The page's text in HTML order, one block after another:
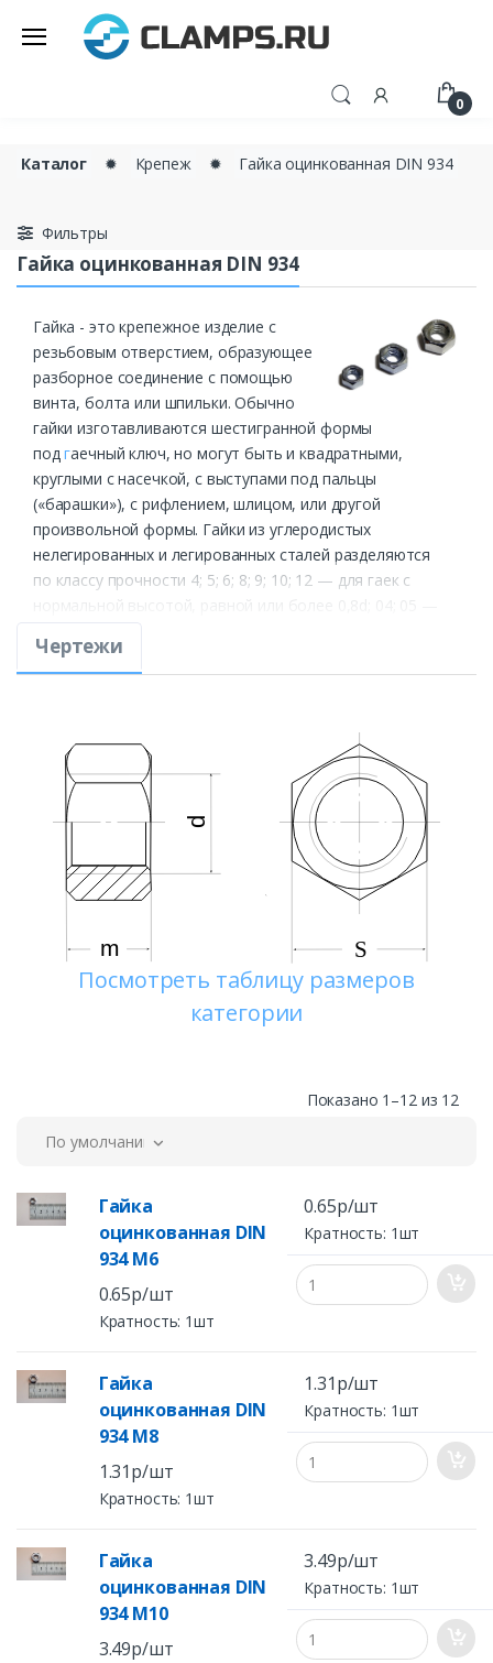
0
Каталог ✹ Крепеж ✹ Гайка оцинкованная DIN 934
Фильтры
Гайка оцинкованная DIN 934
Гайка - это крепежное изделие с
резьбовым отверстием, образующее
разборное соединение с помощью
винта, болта или шпильки. Обычно
гайки изготавливаются шестигранной формы
подгаечный ключ, но могут быть и квадратными,
круглыми с насечкой, с выступами под пальцы
(«барашки»), с рифлением, шлицом, или другой
произвольной формы. Гайки из углеродистых
нелегированных и легированных сталей разделяются
по классу прочности 4; 5; 6; 8; 9; 10; 12 — для гаек с
для гаек с номинальной высотой от 0,5d до 0,8d. Класс
прочности обозначен числом при умножении которого
на 100 получают значение напряжения от
наибольший класс прочности болтов, с которыми они
могут создавать соединение. При этом сочетании,
происходит разрушение стержня болта раньше, чем
резьбы, что позволяет легко выявить разрушение
В нашем ассортименте Вы можете подобрать гайки,
изготовленные по стандарту DIN 934, из оцинкованной и
нержавеющей стали. Чуткие, опытные и
профессиональные сотрудники отдела продаж с
радостью и нескрываемым удовольствием
проконсультируют Вас по всем имеющимся вопросам,
"Магистраль" в Санкт-Петербурге или оформить
Чертежи
Посмотреть таблицу размеров
категории
Показано 1–12 из 12
По умолчанию
Гайка
оцинкованная DIN
934 M6
0.65р/шт
Кратность: 1шт
0.65р/шт
Кратность: 1шт
Гайка
оцинкованная DIN
934 M8
1.31р/шт
Кратность: 1шт
1.31р/шт
Кратность: 1шт
Гайка
оцинкованная DIN
934 M10
3.49р/шт
3.49р/шт
Кратность: 1шт